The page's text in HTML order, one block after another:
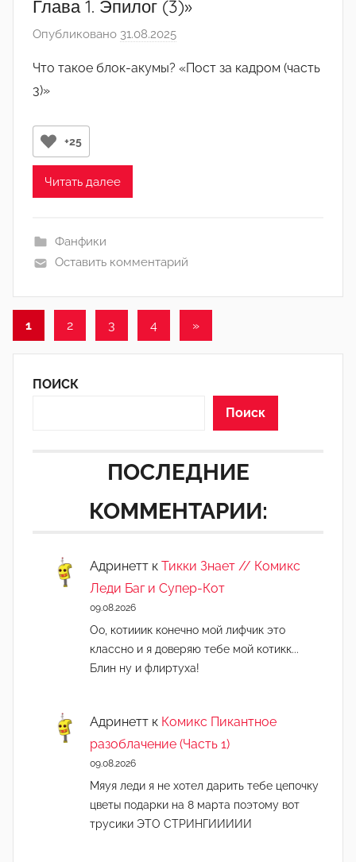
Глава 1. Эпилог (3)»
Опубликовано 31.08.2025
т
e
2
Что такое блок-акумы? «Пост за кадром (часть
3)»
+25
Читать далее
Фанфики
Оставить комментарий
Пагинация
записей
1 2 3 4
Следующие
»
ПОИСК
Поиск
ПОСЛЕДНИЕ
КОММЕНТАРИИ:
Адринетт к Тикки Знает // Комикс
Леди Баг и Супер-Кот
09.08.2026
Оо, котииик конечно мой лифчик это
классно и я доверяю тебе мой котикк...
Блин ну и флиртуха!
Адринетт к Комикс Пикантное
разоблачение (Часть 1)
09.08.2026
Мяуя леди я не хотел дарить тебе цепочку
цветы подарки на 8 марта поэтому вот
трусики ЭТО СТРИНГИИИИИ